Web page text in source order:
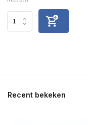
Recent bekeken